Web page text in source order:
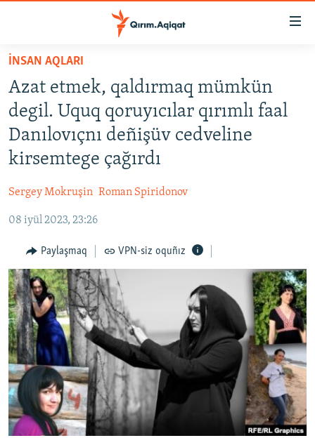
Esas
qaytmaq
Baş
navigatsiyağa
qaytmaq
Qıdıruvğa
SİYASET
İQTİSADİYAT
CEMİYET
İNSAN AQLARI
VİDEO
SÜRET
BLOGLAR
FİKİR
Русский
Українською
QOŞULIÑIZ!
İNSAN AQLARI
Azat etmek, qaldırmaq mümkün
degil. Uquq qoruyıcılar qırımlı faal
Danılovıçnı deñişüv cedveline
kirsemtege çağırdı
Sergey Mokruşin Roman Spiridonov
08 iyül 2023, 23:26
Paylaşmaq VPN-siz oquñız